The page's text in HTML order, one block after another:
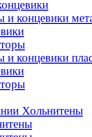
и концевики
и концевики
Хольнитены